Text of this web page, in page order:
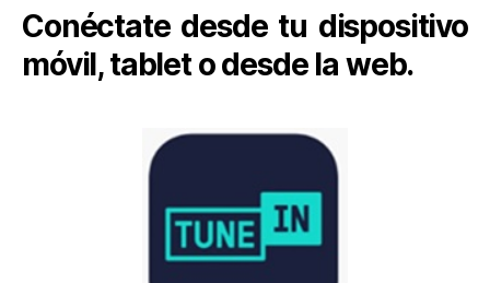
Conéctate desde tu dispositivo
móvil, tablet o desde la web.